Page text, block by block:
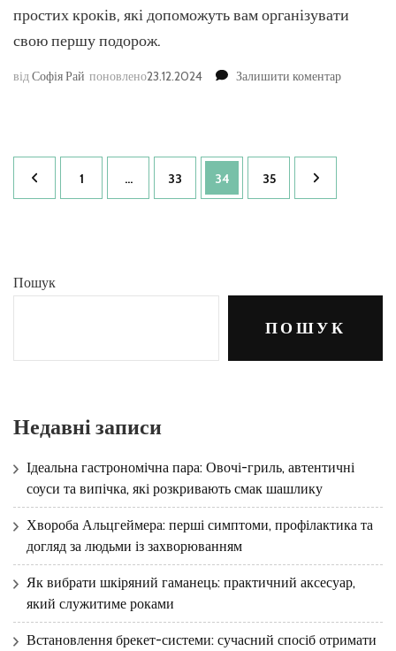
простих кроків, які допоможуть вам організувати
свою першу подорож.
відСофія Рай поновлено23.12.2024 Залишити коментардо
Пагінація
записів
Сторінка
1 … Сторінка
33 Сторінка
34 Сторінка
35
Пошук
ПОШУК
Недавні записи
Ідеальна гастрономічна пара: Овочі-гриль, автентичні
соуси та випічка, які розкривають смак шашлику
Хвороба Альцгеймера: перші симптоми, профілактика та
догляд за людьми із захворюванням
Як вибрати шкіряний гаманець: практичний аксесуар,
який служитиме роками
Встановлення брекет-системи: сучасний спосіб отримати